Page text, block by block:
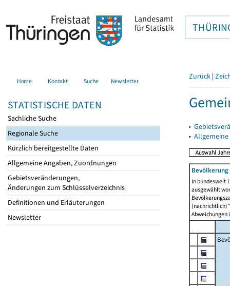
Home Kontakt Suche Newsletter
STATISTISCHE DATEN
Sachliche Suche
Regionale Suche
Kürzlich bereitgestellte Daten
Allgemeine Angaben, Zuordnungen
Gebietsveränderungen,
Änderungen zum Schlüsselverzeichnis
Definitionen und Erläuterungen
Newsletter
Zurück |
▸
▸
In bundesweit
ausgewählt
Abweichungen